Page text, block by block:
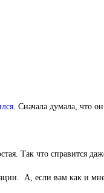
Сначала думала, что
Так что справится
А, если вам как и